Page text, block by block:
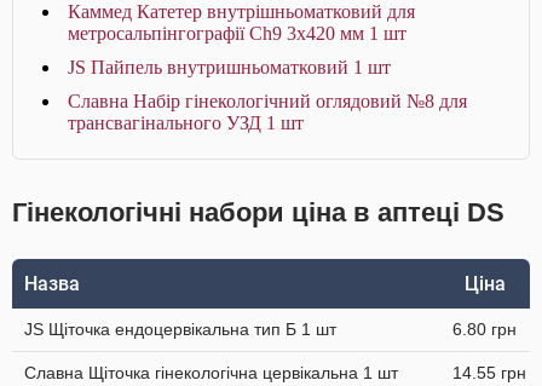
Каммед Катетер внутрішньоматковий для
метросальпінгографії Ch9 3x420 мм 1 шт
JS Пайпель внутришньоматковий 1 шт
Славна Набір гінекологічний оглядовий №8 для
трансвагінального УЗД 1 шт
Гінекологічні набори ціна в аптеці DS
Назва Ціна
JS Щіточка ендоцервікальна тип Б 1 шт 6.80 грн
Славна Щіточка гінекологічна цервікальна 1 шт 14.55 грн